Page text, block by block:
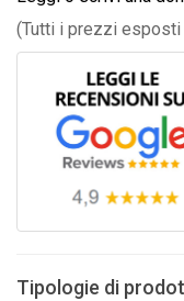
(Tutti i prezzi esposti
Tipologie di